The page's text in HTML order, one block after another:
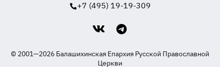
+7 (495) 19-19-309
© 2001—2026 Балашихинская Епархия Русской Православной
Церкви